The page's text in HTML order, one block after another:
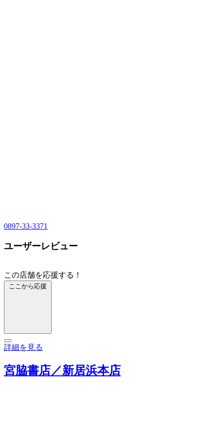
0897-33-3371
ユーザーレビュー
この店舗を応援する！
ここから応援
詳細を見る
宮脇書店／新居浜本店